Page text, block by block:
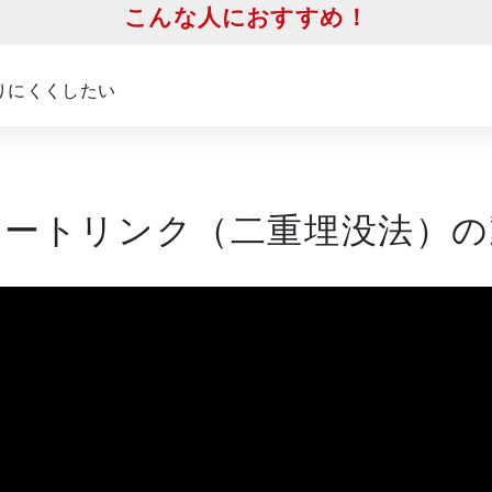
こんな人におすすめ！
にくくしたい
トリンク（二重埋没法）